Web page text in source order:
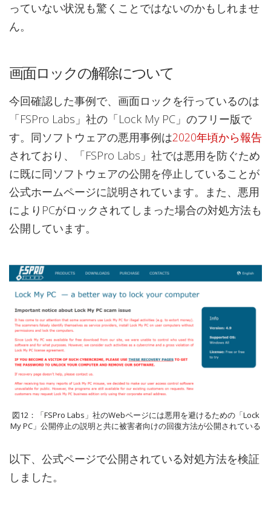
っていない状況も驚くことではないのかもしれませ
ん。
画面ロックの解除について
今回確認した事例で、画面ロックを行っているのは
「FSPro Labs」社の「Lock My PC」のフリー版で
す。同ソフトウェアの悪用事例は2020年頃から報告
されており、「FSPro Labs」社では悪用を防ぐため
に既に同ソフトウェアの公開を停止していることが
公式ホームページに説明されています。また、悪用
によりPCがロックされてしまった場合の対処方法も
公開しています。
図12：「FSPro Labs」社のWebページには悪用を避けるための「Lock
My PC」公開停止の説明と共に被害者向けの回復方法が公開されている
以下、公式ページで公開されている対処方法を検証
しました。